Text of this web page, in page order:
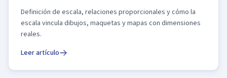
Definición de escala, relaciones proporcionales y cómo la
escala vincula dibujos, maquetas y mapas con dimensiones
reales.
Leer artículo